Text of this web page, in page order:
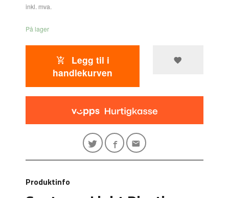
inkl. mva.
På lager
Legg til i
handlekurven
Produktinfo